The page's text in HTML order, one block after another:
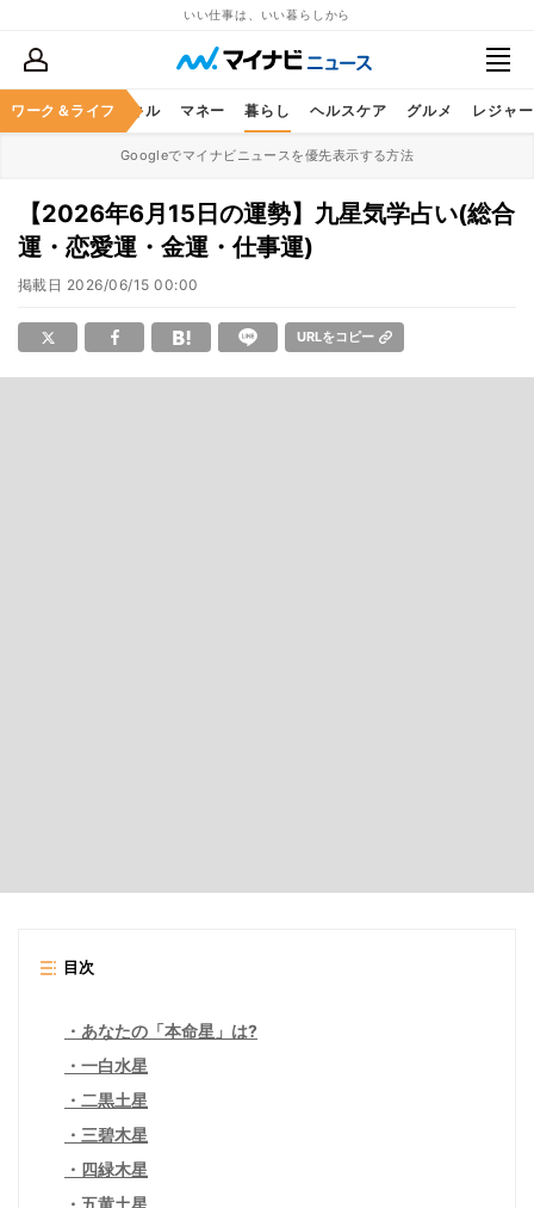
いい仕事は、いい暮らしから
ワーク＆ライフ
ア ビジネススキル マネー 暮らし ヘルスケア グルメ レジャー
Googleでマイナビニュースを優先表示する方法
【2026年6月15日の運勢】九星気学占い(総合
運・恋愛運・金運・仕事運)
掲載日 2026/06/15 00:00
URLをコピー
目次
あなたの「本命星」は?
一白水星
二黒土星
三碧木星
四緑木星
五黄土星